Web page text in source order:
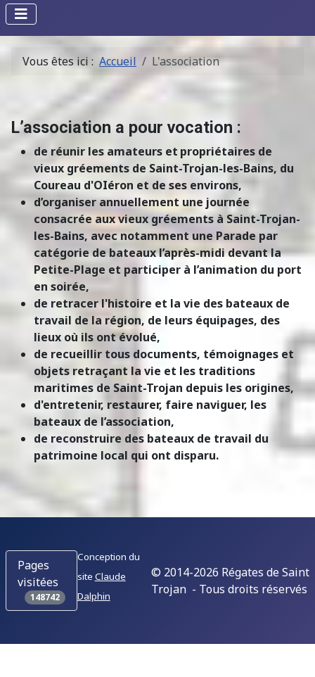
Vous êtes ici : Accueil L'association
L’association a pour vocation :
de réunir les amateurs et propriétaires de
vieux gréements de Saint-Trojan-les-Bains, du
Coureau d'OIéron et de ses environs,
d’organiser annuellement une journée
consacrée aux vieux gréements à Saint-Trojan-
les-Bains, avec notamment une Parade par
catégorie de bateaux l’après-midi devant la
Petite-Plage et participer à l’animation du port
en soirée,
de retracer l'histoire et la vie des bateaux de
travail de la région, de leurs équipages, des
lieux où ils ont évolué,
de recueillir tous documents, témoignages et
objets retraçant la vie et les traditions
maritimes de Saint-Trojan depuis les origines,
d'entretenir, restaurer, faire naviguer, les
bateaux de l’association,
de reconstruire des bateaux de travail du
patrimoine local qui ont disparu.
Pages
visitées
148742
Conception du
site Claude
Dalphin
© 2014-2026 Régates de Saint
Trojan - Tous droits réservés